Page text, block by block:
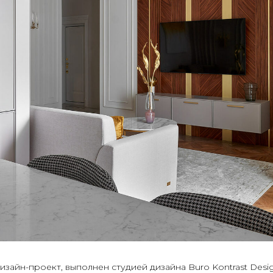
проект, выполнен студией дизайна Buro Kontrast